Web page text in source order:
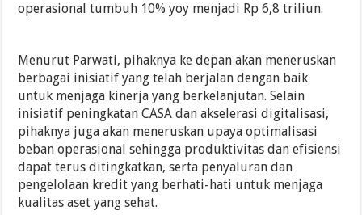
operasional tumbuh 10% yoy menjadi Rp 6,8 triliun.
Menurut Parwati, pihaknya ke depan akan meneruskan
berbagai inisiatif yang telah berjalan dengan baik
untuk menjaga kinerja yang berkelanjutan. Selain
inisiatif peningkatan CASA dan akselerasi digitalisasi,
pihaknya juga akan meneruskan upaya optimalisasi
beban operasional sehingga produktivitas dan efisiensi
dapat terus ditingkatkan, serta penyaluran dan
pengelolaan kredit yang berhati-hati untuk menjaga
kualitas aset yang sehat.